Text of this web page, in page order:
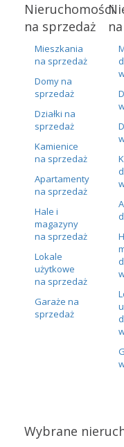
Nieruchomości
na sprzedaż
Mieszkania
na sprzedaż
Domy na
sprzedaż
Działki na
sprzedaż
Kamienice
na sprzedaż
Apartamenty
na sprzedaż
Hale i
magazyny
na sprzedaż
Lokale
użytkowe
na sprzedaż
Garaże na
sprzedaż
Wybrane